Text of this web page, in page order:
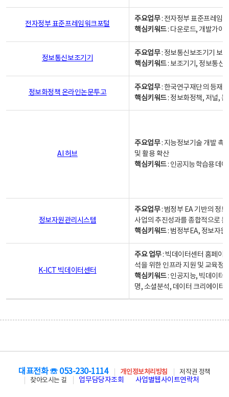
전자정부 표준프레임워크포털
주요업무: 전자정부 표준프레임
핵심키워드: 다운로드, 개발가이
정보통신보조기기
주요업무: 정보통신보조기기 보
핵심키워드: 보조기기, 정보통신
정보화정책 온라인논문투고
주요업무: 한국연구재단의 등재
핵심키워드: 정보화정책, 저널,
AI 허브
주요업무: 지능정보기술 개발 촉
및 활용 확산
핵심키워드: 인공지능 학습용 데
정보자원관리시스템
주요업무: 범정부 EA 기반의 정
사업의 추진성과를 종합적으로
핵심키워드: 범정부EA, 정보자
K-ICT 빅데이터센터
주요 업무: 빅데이터센터 홈페이
석을 위한 인프라 지원 및 교육정
핵심키워드: 인공지능, 빅데이터,
명, 소셜분석, 데이터 크리에이터
대표전화 ☏ 053-230-1114 개인정보처리방침
저작권 정책
찾아오시는 길
업무담당자조회 사업별웹사이트연락처